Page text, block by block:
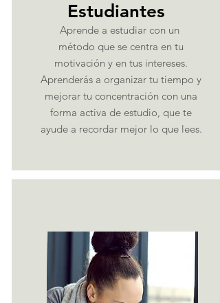
Estudiantes
Aprende a estudiar con un
método que se centra en tu
motivación y en tus intereses.
Aprenderás a organizar tu tiempo y
mejorar tu concentración con una
forma activa de estudio, que te
ayude a recordar mejor lo que lees.